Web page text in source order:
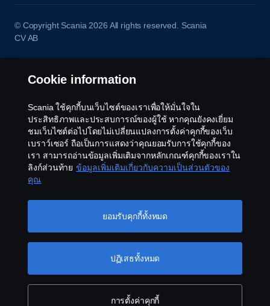
© Copyright Scania 2026 All rights reserved. Scania
CV AB
Cookie information
Scania ใช้คุกกี้บนเว็บไซต์ของเราเพื่อให้มั่นใจใน
ประสิทธิภาพและประสบการณ์ของผู้ใช้ หากคุณยังคงเยี่ยม
ชมเว็บไซต์ต่อไปโดยไม่เปลี่ยนแปลงการตั้งค่าคุกกี้ของเว็บ
เบราว์เซอร์ ถือเป็นการแสดงว่าคุณยอมรับการใช้คุกกี้ของ
เรา สามารถอ่านข้อมูลเพิ่มเติมจากหลักเกณฑ์คุกกี้ของเราใน
ลิงก์ส่วนท้าย ข้อมูลเพิ่มเติมเกี่ยวกับความเป็นส่วนตัวของ
คุณ
การตั้งค่าคุกกี้
ปฏิเสธทั้งหมด
ยอมรับคุกกี้ทั้งหมด